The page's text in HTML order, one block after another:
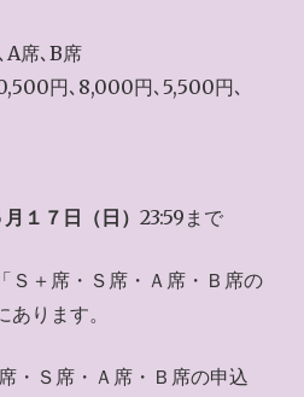
A席､B席
円､8,000円､5,500円､
月１７日（日）23:59まで
Ｓ＋席・Ｓ席・Ａ席・Ｂ席の
ります。
・Ｓ席・Ａ席・Ｂ席の申込